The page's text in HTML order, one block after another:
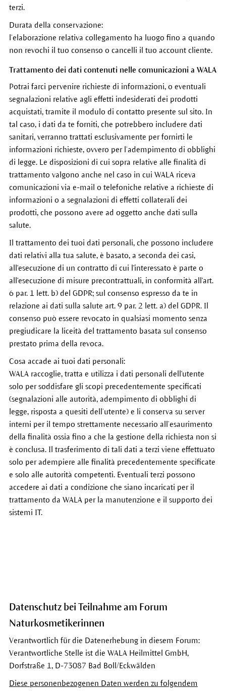
terzi.
Durata della conservazione:
l’elaborazione relativa collegamento ha luogo fino a quando
non revochi il tuo consenso o cancelli il tuo account cliente.
Trattamento dei dati contenuti nelle comunicazioni a WALA
Potrai farci pervenire richieste di informazioni, o eventuali
segnalazioni relative agli effetti indesiderati dei prodotti
acquistati, tramite il modulo di contatto presente sul sito. In
tal caso, i dati da te forniti, che potrebbero includere dati
sanitari, verranno trattati esclusivamente per fornirti le
informazioni richieste, ovvero per l’adempimento di obblighi
di legge. Le disposizioni di cui sopra relative alle finalità di
trattamento valgono anche nel caso in cui WALA riceva
comunicazioni via e-mail o telefoniche relative a richieste di
informazioni o a segnalazioni di effetti collaterali dei
prodotti, che possono avere ad oggetto anche dati sulla
salute.
Il trattamento dei tuoi dati personali, che possono includere
dati relativi alla tua salute, è basato, a seconda dei casi,
all'esecuzione di un contratto di cui l'interessato è parte o
all'esecuzione di misure precontrattuali, in conformità all'art.
6 par. 1 lett. b) del GDPR; sul consenso espresso da te in
relazione ai dati sulla salute art. 9 par. 2 lett. a) del GDPR. Il
consenso può essere revocato in qualsiasi momento senza
pregiudicare la liceità del trattamento basata sul consenso
prestato prima della revoca.
Cosa accade ai tuoi dati personali:
WALA raccoglie, tratta e utilizza i dati personali dell'utente
solo per soddisfare gli scopi precedentemente specificati
(segnalazioni alle autorità, adempimento di obblighi di
legge, risposta a quesiti dell’utente) e li conserva su server
interni per il tempo strettamente necessario all’esaurimento
della finalità ossia fino a che la gestione della richiesta non si
è conclusa. Il trasferimento di tali dati a terzi viene effettuato
solo per adempiere alle finalità precedentemente specificate
e solo alle autorità competenti. Eventuali terzi possono
accedere ai dati a condizione che siano incaricati per il
trattamento da WALA per la manutenzione e il supporto dei
sistemi IT.
Datenschutz bei Teilnahme am Forum
Naturkosmetikerinnen
Verantwortlich für die Datenerhebung in diesem Forum:
Verantwortliche Stelle ist die WALA Heilmittel GmbH,
Dorfstraße 1, D-73087 Bad Boll/Eckwälden
Diese personenbezogenen Daten werden zu folgendem